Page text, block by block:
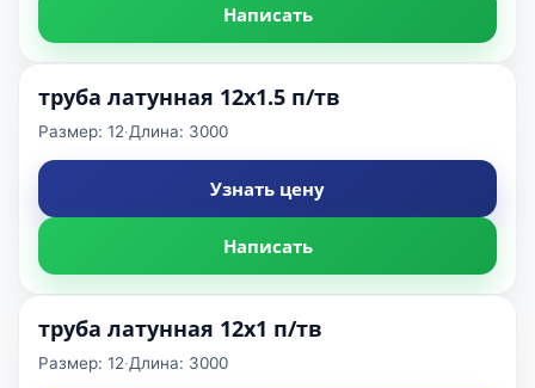
Написать
труба латунная 12x1.5 п/тв
Размер: 12·Длина: 3000
Узнать цену
Написать
труба латунная 12x1 п/тв
Размер: 12·Длина: 3000